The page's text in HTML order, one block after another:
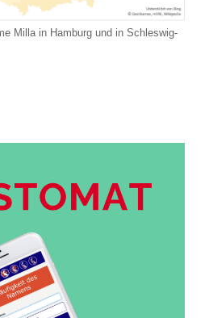
Milla in Hamburg und in Schleswig-